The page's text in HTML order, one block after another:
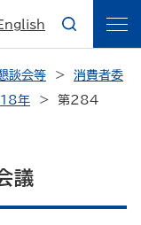
談会等
消費者委
年
第284
議